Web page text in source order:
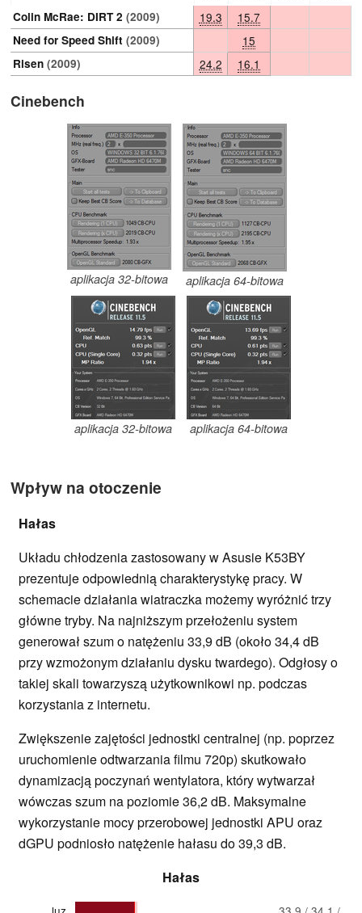
Colin McRae: DIRT 2 (2009) 19.3 15.7
Need for Speed Shift (2009) 15
Risen (2009) 24.2 16.1
Cinebench
aplikacja 32-bitowa aplikacja 64-bitowa
aplikacja 32-bitowa aplikacja 64-bitowa
Wpływ na otoczenie
Hałas
Układu chłodzenia zastosowany w Asusie K53BY
prezentuje odpowiednią charakterystykę pracy. W
schemacie działania wiatraczka możemy wyróżnić trzy
główne tryby. Na najniższym przełożeniu system
generował szum o natężeniu 33,9 dB (około 34,4 dB
przy wzmożonym działaniu dysku twardego). Odgłosy o
takiej skali towarzyszą użytkownikowi np. podczas
korzystania z internetu.
Zwiększenie zajętości jednostki centralnej (np. poprzez
uruchomienie odtwarzania filmu 720p) skutkowało
dynamizacją poczynań wentylatora, który wytwarzał
wówczas szum na poziomie 36,2 dB. Maksymalne
wykorzystanie mocy przerobowej jednostki APU oraz
dGPU podniosło natężenie hałasu do 39,3 dB.
Hałas